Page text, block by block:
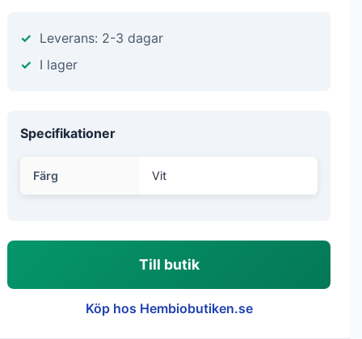
Leverans: 2-3 dagar
I lager
Specifikationer
Färg Vit
Till butik
Köp hos Hembiobutiken.se